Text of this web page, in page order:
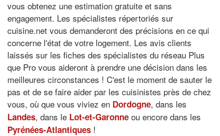
vous obtenez une estimation gratuite et sans
engagement. Les spécialistes répertoriés sur
cuisine.net vous demanderont des précisions en ce qui
concerne l'état de votre logement. Les avis clients
laissés sur les fiches des spécialistes du réseau Plus
que Pro vous aideront à prendre une décision dans les
meilleures circonstances ! C'est le moment de sauter le
pas et de se faire aider par les cuisinistes près de chez
vous, où que vous viviez en Dordogne, dans les
Landes, dans le Lot-et-Garonne ou encore dans les
Pyrénées-Atlantiques !